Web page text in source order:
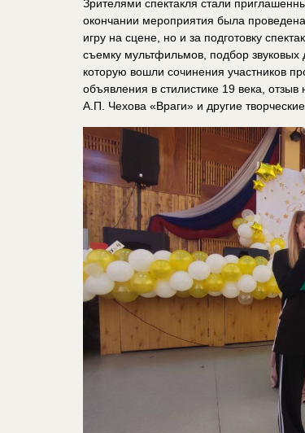
Зрителями спектакля стали
окончании мероприятия была
игру на сцене, но и за подготовку
съемку мультфильмов, подбор
которую вошли сочинения участников
объявления в стилистике 19 века,
А.П. Чехова «Враги» и другие